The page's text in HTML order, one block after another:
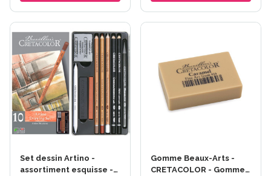
Set dessin Artino -
assortiment esquisse -
Gomme Beaux-Arts -
CRETACOLOR - Gomme